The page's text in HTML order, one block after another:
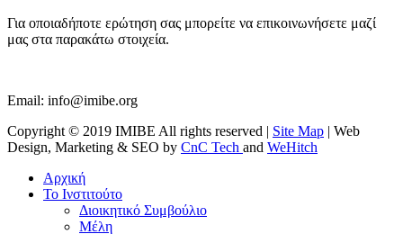
Για οποιαδήποτε ερώτηση σας μπορείτε να επικοινωνήσετε μαζί
μας στα παρακάτω στοιχεία.
Email: info@imibe.org
Copyright © 2019 IMIBE All rights reserved | Site Map | Web
Design, Marketing & SEO by CnC Tech and WeHitch
Αρχική
Το Ινστιτούτο
Διοικητικό Συμβούλιο
Μέλη